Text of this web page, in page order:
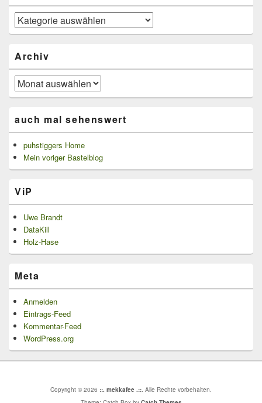
Kategorien
Archiv
Archiv
auch mal sehenswert
puhstiggers Home
Mein voriger Bastelblog
ViP
Uwe Brandt
DataKill
Holz-Hase
Meta
Anmelden
Eintrags-Feed
Kommentar-Feed
WordPress.org
Copyright © 2026 ::. mekkafee .::. Alle Rechte vorbehalten.